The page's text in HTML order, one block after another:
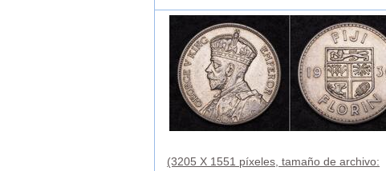
(3205 X 1551 píxeles, tamaño de archivo: